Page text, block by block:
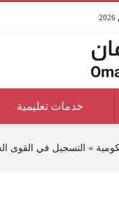
خدمات تعليمية
» التسجيل في القوى